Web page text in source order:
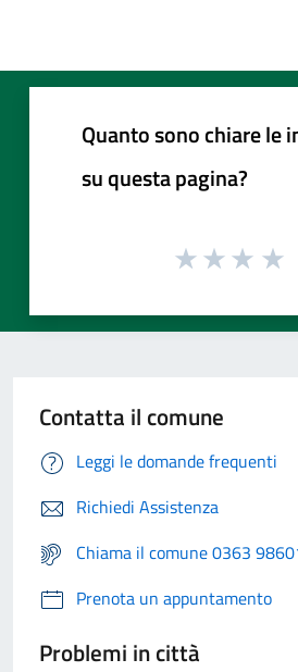
Quanto sono chiare le
su questa pagina?
Contatta il comune
Leggi le domande frequenti
Richiedi Assistenza
Chiama il comune 0363
Prenota un appuntamento
Problemi in città